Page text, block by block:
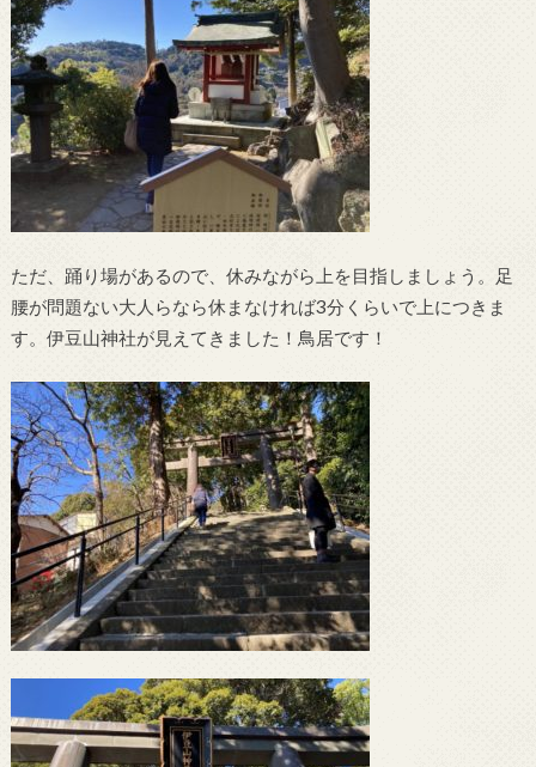
ただ、踊り場があるので、休みながら上を目指しましょう。足
腰が問題ない大人らなら休まなければ3分くらいで上につきま
す。伊豆山神社が見えてきました！鳥居です！